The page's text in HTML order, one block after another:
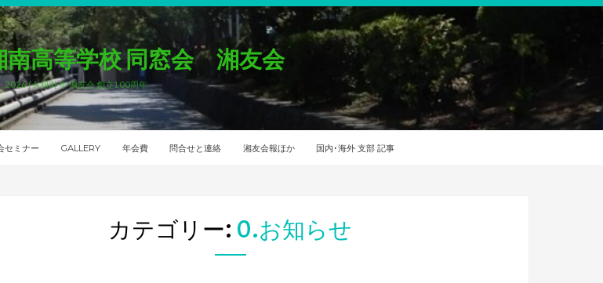
南高等学校 同窓会 湘友会
2026 (令和8) 年 湘友会 創立100周年
セミナー GALLERY 年会費 問合せと連絡 湘友会報ほか 国内･海外 支部 記事
カテゴリー: 0.お知らせ